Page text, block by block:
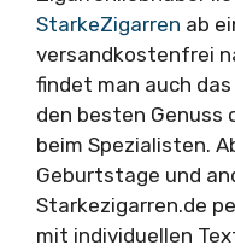
StarkeZigarren ab
versandkostenfrei
findet man auch
den besten Genuss
beim Spezialisten.
Geburtstage und
Starkezigarren.de
mit individuellen